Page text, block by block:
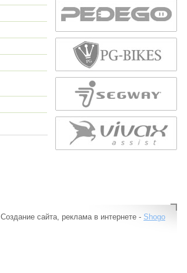
Создание сайта, реклама в интернете - Shogo